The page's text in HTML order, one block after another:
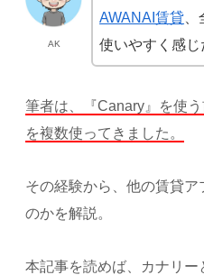
AK
AWANAI賃貸
使いやすく感じ
筆者は、『Canary』を使
を複数使ってきました。
その経験から、他の賃貸
のかを解説。
本記事を読めば、カナリ